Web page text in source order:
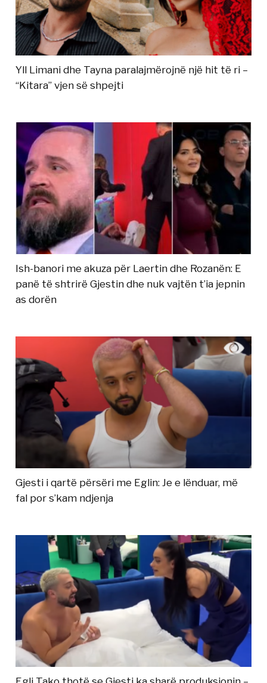
Yll Limani dhe Tayna paralajmërojnë një hit të ri –
“Kitara” vjen së shpejti
Ish-banori me akuza për Laertin dhe Rozanën: E
panë të shtrirë Gjestin dhe nuk vajtën t’ia jepnin
as dorën
Gjesti i qartë përsëri me Eglin: Je e lënduar, më
fal por s’kam ndjenja